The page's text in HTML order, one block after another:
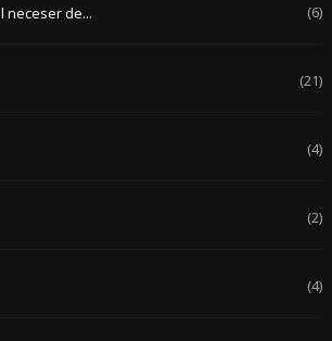
neceser de... (6)
(21)
(4)
(2)
(4)